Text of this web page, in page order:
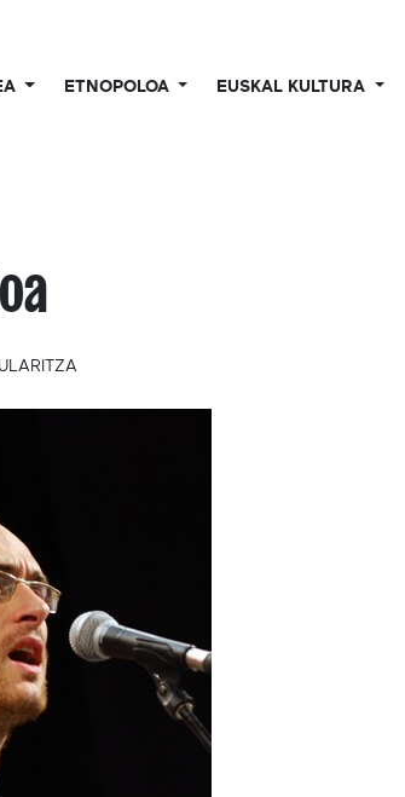
ETNOPOLOA EUSKAL KULTURA